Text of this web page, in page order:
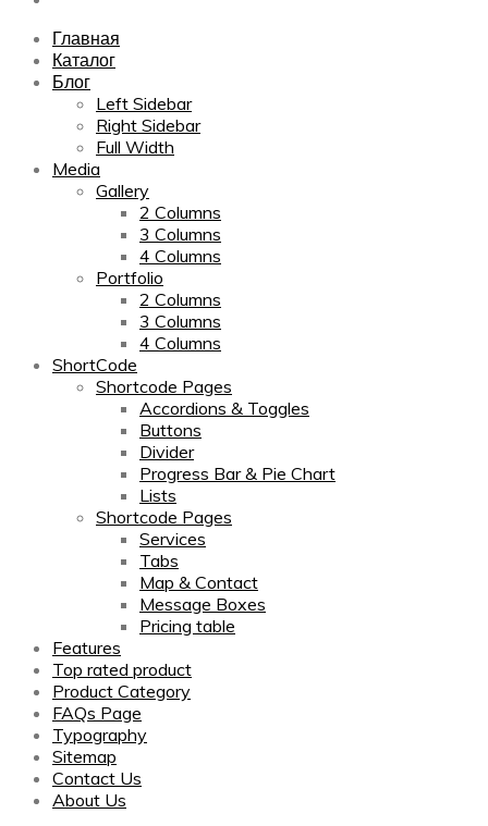
Главная
Каталог
Блог
Left Sidebar
Right Sidebar
Full Width
Media
Gallery
2 Columns
3 Columns
4 Columns
Portfolio
2 Columns
3 Columns
4 Columns
ShortCode
Shortcode Pages
Accordions & Toggles
Buttons
Divider
Progress Bar & Pie Chart
Lists
Shortcode Pages
Services
Tabs
Map & Contact
Message Boxes
Pricing table
Features
Top rated product
Product Category
FAQs Page
Typography
Sitemap
Contact Us
About Us